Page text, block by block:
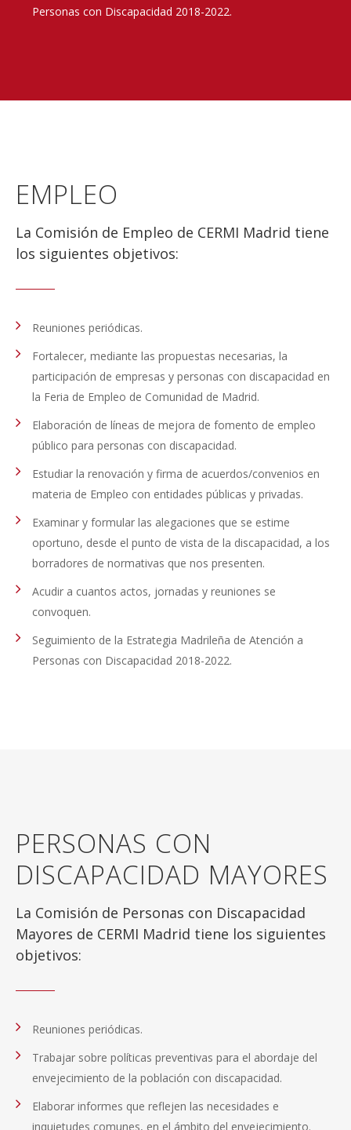
Personas con Discapacidad 2018-2022.
EMPLEO
La Comisión de Empleo de CERMI Madrid tiene
los siguientes objetivos:
Reuniones periódicas.
Fortalecer, mediante las propuestas necesarias, la
participación de empresas y personas con discapacidad en
la Feria de Empleo de Comunidad de Madrid.
Elaboración de líneas de mejora de fomento de empleo
público para personas con discapacidad.
Estudiar la renovación y firma de acuerdos/convenios en
materia de Empleo con entidades públicas y privadas.
Examinar y formular las alegaciones que se estime
oportuno, desde el punto de vista de la discapacidad, a los
borradores de normativas que nos presenten.
Acudir a cuantos actos, jornadas y reuniones se
convoquen.
Seguimiento de la Estrategia Madrileña de Atención a
Personas con Discapacidad 2018-2022.
PERSONAS CON
DISCAPACIDAD MAYORES
La Comisión de Personas con Discapacidad
Mayores de CERMI Madrid tiene los siguientes
objetivos:
Reuniones periódicas.
Trabajar sobre políticas preventivas para el abordaje del
envejecimiento de la población con discapacidad.
Elaborar informes que reflejen las necesidades e
inquietudes comunes, en el ámbito del envejecimiento.